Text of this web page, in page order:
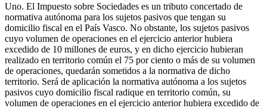
Uno. El Impuesto sobre Sociedades es un tributo concertado de
normativa autónoma para los sujetos pasivos que tengan su
domicilio fiscal en el País Vasco. No obstante, los sujetos pasivos
cuyo volumen de operaciones en el ejercicio anterior hubiera
excedido de 10 millones de euros, y en dicho ejercicio hubieran
realizado en territorio común el 75 por ciento o más de su volumen
de operaciones, quedarán sometidos a la normativa de dicho
territorio. Será de aplicación la normativa autónoma a los sujetos
pasivos cuyo domicilio fiscal radique en territorio común, su
volumen de operaciones en el ejercicio anterior hubiera excedido de